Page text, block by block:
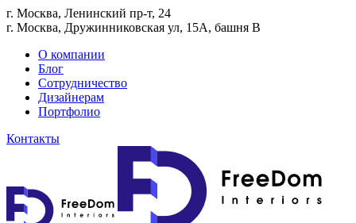
г. Москва, Ленинский пр-т, 24
г. Москва, Дружинниковская ул, 15А, башня В
О компании
Блог
Сотрудничество
Дизайнерам
Портфолио
Контакты